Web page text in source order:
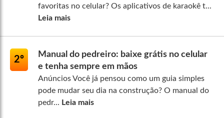
favoritas no celular? Os aplicativos de karaokê t...
Leia mais
2º
Manual do pedreiro: baixe grátis no celular
e tenha sempre em mãos
Anúncios Você já pensou como um guia simples
pode mudar seu dia na construção? O manual do
pedr... Leia mais